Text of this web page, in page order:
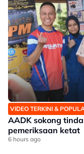
VIDEO TERKINI &
AADK sokong
pemeriksaan ketat
6 hours ago